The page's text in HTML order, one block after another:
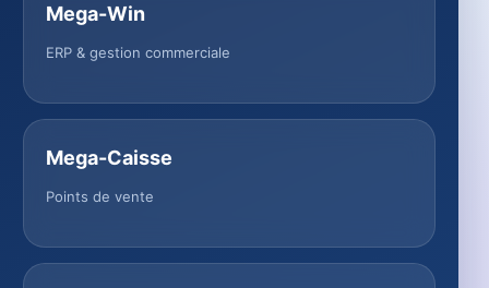
Mega-Win
ERP & gestion commerciale
Mega-Caisse
Points de vente